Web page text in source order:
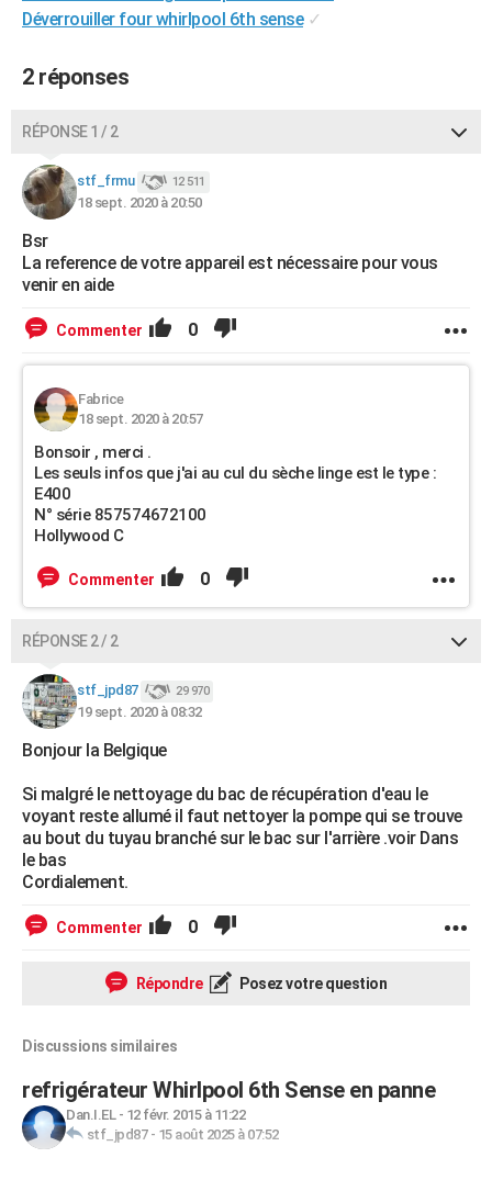
COPAINS D'AVANT
S'inscrire
Se connecter
Lycées
Collèges
Primaires
Universités
Entreprises
Service militaire
Avis de recherche
AVIS DE DÉCÈS
Déverrouiller four whirlpool 6th sense ✓
2 réponses
RÉPONSE 1 / 2
stf_frmu 12 511
18 sept. 2020 à 20:50
Bsr
La reference de votre appareil est nécessaire pour vous
venir en aide
Commenter 0
Fabrice
18 sept. 2020 à 20:57
Bonsoir , merci .
Les seuls infos que j'ai au cul du sèche linge est le type :
E400
N° série 857574672100
Hollywood C
Commenter 0
RÉPONSE 2 / 2
stf_jpd87 29 970
19 sept. 2020 à 08:32
Bonjour la Belgique
Si malgré le nettoyage du bac de récupération d'eau le
voyant reste allumé il faut nettoyer la pompe qui se trouve
au bout du tuyau branché sur le bac sur l'arrière .voir Dans
le bas
Cordialement.
Commenter 0
Répondre Posez votre question
Discussions similaires
refrigérateur Whirlpool 6th Sense en panne
Dan.I.EL- 12 févr. 2015 à 11:22
stf_jpd87- 15 août 2025 à 07:52